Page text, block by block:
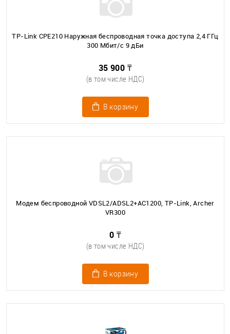
TP-Link CPE210 Наружная беспроводная точка доступа 2,4 ГГц
300 Мбит/с 9 дБи
35 900 ₸
(в том числе НДС)
В корзину
Модем беспроводной VDSL2/ADSL2+AC1200, TP-Link, Archer
VR300
0 ₸
(в том числе НДС)
В корзину